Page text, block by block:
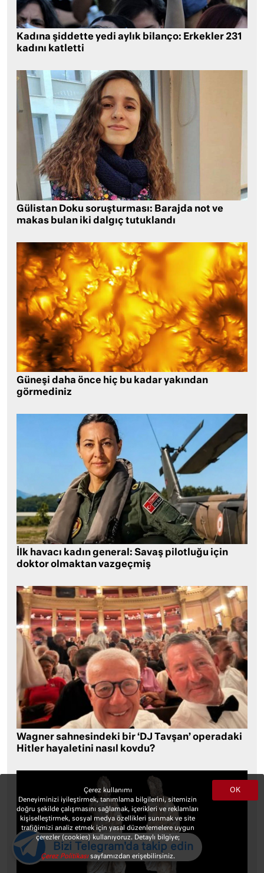
Kadına şiddette yedi aylık bilanço: Erkekler 231
kadını katletti
Gülistan Doku soruşturması: Barajda not ve
makas bulan iki dalgıç tutuklandı
Güneşi daha önce hiç bu kadar yakından
görmediniz
İlk havacı kadın general: Savaş pilotluğu için
doktor olmaktan vazgeçmiş
Wagner sahnesindeki bir ‘DJ Tavşan’ operadaki
Hitler hayaletini nasıl kovdu?
OK
Çerez kullanımı
Deneyiminizi iyileştirmek, tanımlama bilgilerini, sitemizin
doğru şekilde çalışmasını sağlamak, içerikleri ve reklamları
kişiselleştirmek, sosyal medya özellikleri sunmak ve site
trafiğimizi analiz etmek için yasal düzenlemelere uygun
çerezler (cookies) kullanıyoruz. Detaylı bilgiye;
Çerez Politikasısayfamızdan erişebilirsiniz.
Bizi Telegram'da takip edin